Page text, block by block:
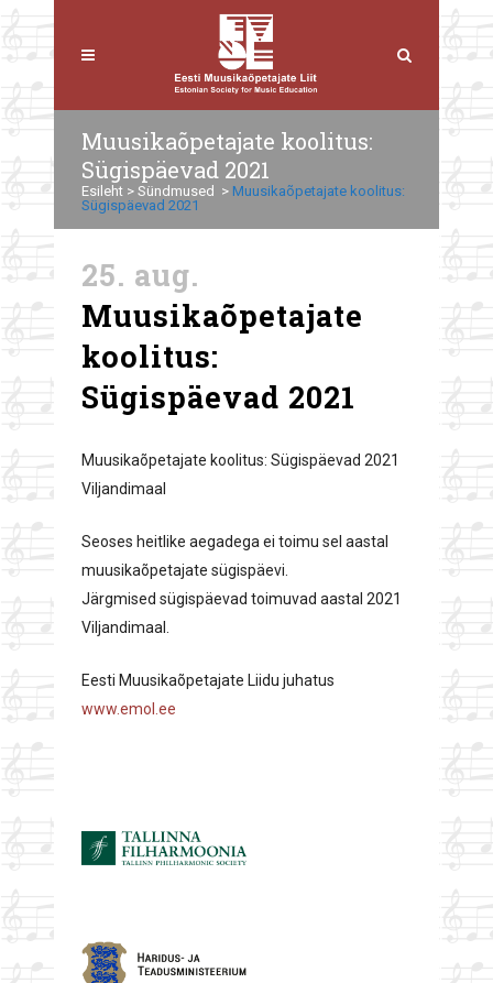
Muusikaõpetajate koolitus:
Sügispäevad 2021
Esileht > Sündmused > Muusikaõpetajate koolitus:
Sügispäevad 2021
25. aug.
Muusikaõpetajate
koolitus:
Sügispäevad 2021
Muusikaõpetajate koolitus: Sügispäevad 2021
Viljandimaal
Seoses heitlike aegadega ei toimu sel aastal
muusikaõpetajate sügispäevi.
Järgmised sügispäevad toimuvad aastal 2021
Viljandimaal.
Eesti Muusikaõpetajate Liidu juhatus
www.emol.ee